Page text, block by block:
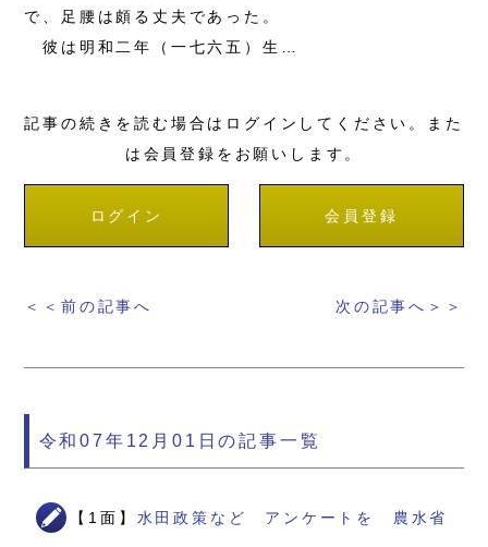
で、足腰は頗る丈夫であった。
彼は明和二年（一七六五）生…
記事の続きを読む場合はログインしてください。また
は会員登録をお願いします。
ログイン 会員登録
＜＜前の記事へ 次の記事へ＞＞
令和07年12月01日の記事一覧
【1面】 水田政策など アンケートを 農水省